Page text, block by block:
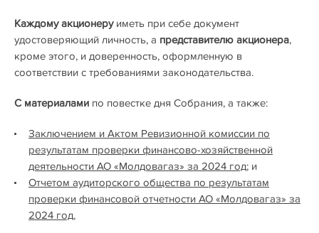
Каждому акционеруиметь при себе документ
удостоверяющий личность, а представителю акционера,
кроме этого, и доверенность, оформленную в
соответствии с требованиями законодательствa.
С материалами по повестке дня Собрания, а также:
Заключением и Актом Ревизионной комиссии по
результатам проверки финансово-хозяйственной
деятельности АО «Молдовагаз» за 2024 год; и
Отчетом аудиторского общества по результатам
проверки финансовой отчетности АО «Молдовагаз» за
2024 год,